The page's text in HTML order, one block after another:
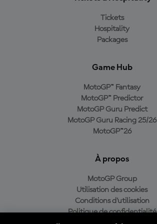
Tickets
Hospitality
Packages
Game Hub
MotoGP™ Fantasy
MotoGP™ Predictor
MotoGP Guru Predict
MotoGP Guru Racing 25/26
MotoGP™26
À propos
MotoGP Group
Utilisation des cookies
Conditions d'utilisation
Politique de confidentialité